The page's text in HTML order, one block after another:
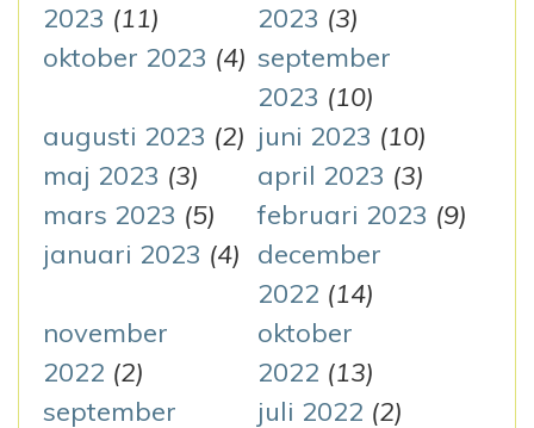
2023 (11)
2023 (3)
oktober 2023 (4) september
2023 (10)
augusti 2023 (2) juni 2023 (10)
maj 2023 (3) april 2023 (3)
mars 2023 (5) februari 2023 (9)
januari 2023 (4)
december
2022 (14)
november
2022 (2)
oktober
2022 (13)
september
juli 2022 (2)